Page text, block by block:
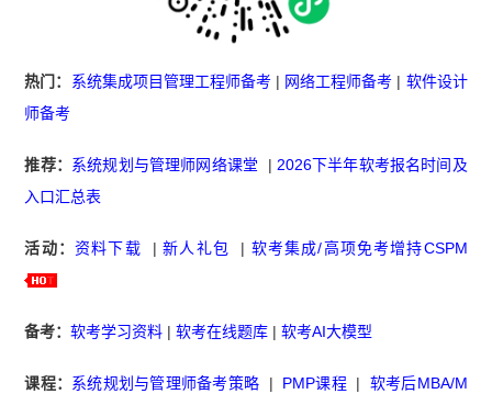
热门： 系统集成项目管理工程师备考 | 网络工程师备考 | 软件设计
师备考
推荐： 系统规划与管理师网络课堂 | 2026下半年软考报名时间及
入口汇总表
活动： 资料下载 |新人礼包 | 软考集成/高项免考增持CSPM
备考：软考学习资料 |软考在线题库 |软考AI大模型
课程： 系统规划与管理师备考策略 | PMP课程| 软考后MBA/M